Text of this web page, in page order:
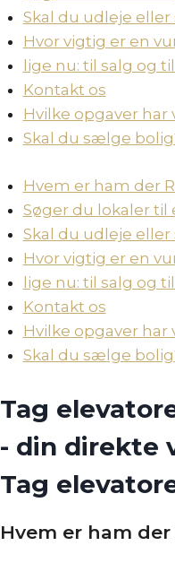
Skal du udleje
Hvor vigtig er en
lige nu: til salg og
Kontakt os
Hvilke opgaver har
Skal du sælge
Hvem er ham der
Søger du lokaler til
Skal du udleje
Hvor vigtig er en
lige nu: til salg og
Kontakt os
Hvilke opgaver har
Skal du sælge
Tag
- din direkte
Tag
Hvem er ham